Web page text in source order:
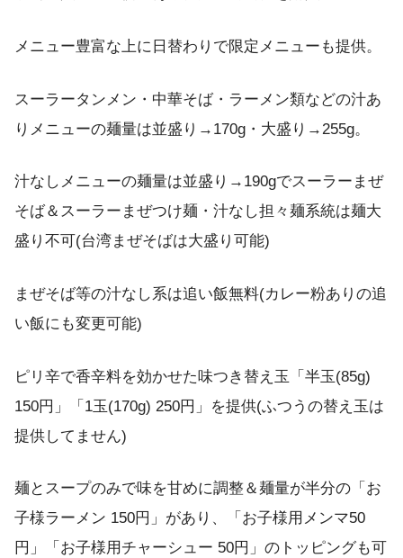
メニュー豊富な上に日替わりで限定メニューも提供。
スーラータンメン・中華そば・ラーメン類などの汁あ
りメニューの麺量は並盛り→170g・大盛り→255g。
汁なしメニューの麺量は並盛り→190gでスーラーまぜ
そば＆スーラーまぜつけ麺・汁なし担々麺系統は麺大
盛り不可(台湾まぜそばは大盛り可能)
まぜそば等の汁なし系は追い飯無料(カレー粉ありの追
い飯にも変更可能)
ピリ辛で香辛料を効かせた味つき替え玉「半玉(85g)
150円」「1玉(170g) 250円」を提供(ふつうの替え玉は
提供してません)
麺とスープのみで味を甘めに調整＆麺量が半分の「お
子様ラーメン 150円」があり、「お子様用メンマ50
円」「お子様用チャーシュー 50円」のトッピングも可